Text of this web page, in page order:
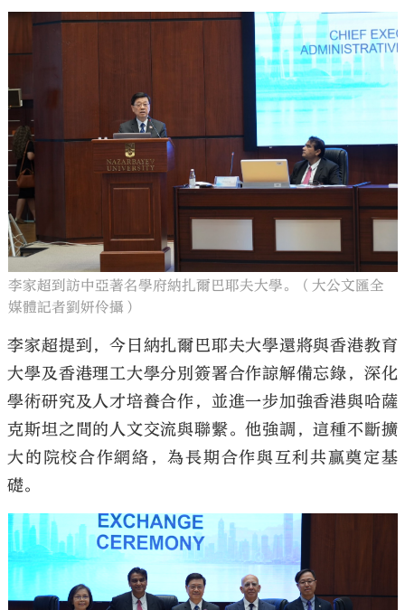
李家超到訪中亞著名學府納扎爾巴耶夫大學。（大公文匯全
媒體記者劉妍伶攝）
李家超提到，今日納扎爾巴耶夫大學還將與香港教育
大學及香港理工大學分別簽署合作諒解備忘錄，深化
學術研究及人才培養合作，並進一步加強香港與哈薩
克斯坦之間的人文交流與聯繫。他強調，這種不斷擴
大的院校合作網絡，為長期合作與互利共贏奠定基
礎。